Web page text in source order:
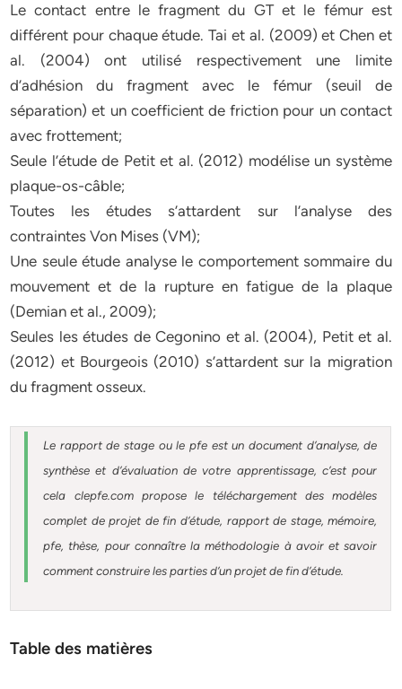
Le contact entre le fragment du GT et le fémur est
différent pour chaque étude. Tai et al. (2009) et Chen et
al. (2004) ont utilisé respectivement une limite
d’adhésion du fragment avec le fémur (seuil de
séparation) et un coefficient de friction pour un contact
avec frottement;
Seule l’étude de Petit et al. (2012) modélise un système
plaque-os-câble;
Toutes les études s’attardent sur l’analyse des
contraintes Von Mises (VM);
Une seule étude analyse le comportement sommaire du
mouvement et de la rupture en fatigue de la plaque
(Demian et al., 2009);
Seules les études de Cegonino et al. (2004), Petit et al.
(2012) et Bourgeois (2010) s’attardent sur la migration
du fragment osseux.
Le rapport de stage ou le pfe est un document d’analyse, de
synthèse et d’évaluation de votre apprentissage, c’est pour
cela clepfe.com propose le téléchargement des modèles
complet de projet de fin d’étude, rapport de stage, mémoire,
pfe, thèse, pour connaître la méthodologie à avoir et savoir
comment construire les parties d’un projet de fin d’étude.
Table des matières